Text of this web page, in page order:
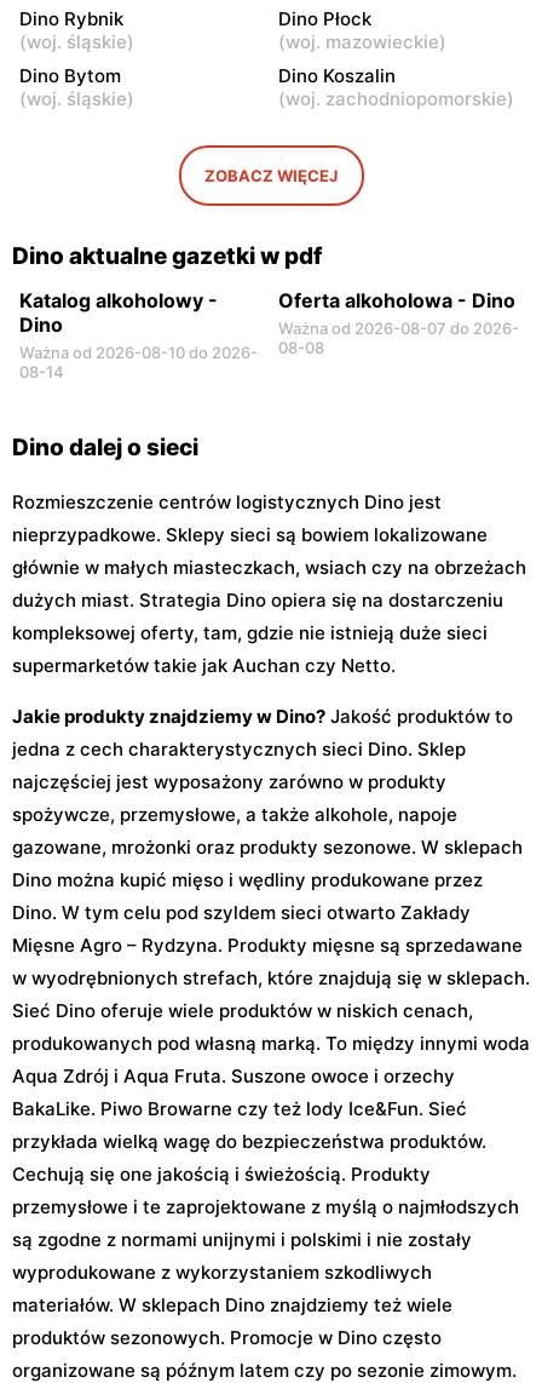
Dino
Królewiec, ul. Królewiec
100a
Dino
Tłuszcz, ul. Stylowa 6
Radziejowice, ul. Do Lasu 1 Emolinek, ul. Emolinek 18A
Mazowiecka 159
Dino Rybnik
(woj. śląskie)
Dino Płock
(woj. mazowieckie)
Dino Bytom
(woj. śląskie)
Dino Koszalin
(woj. zachodniopomorskie)
ZOBACZ WIĘCEJ
Dino aktualne gazetki w pdf
Katalog alkoholowy -
Dino
Ważna od 2026-08-10 do 2026-
08-14
Oferta alkoholowa - Dino
Ważna od 2026-08-07 do 2026-
08-08
Dino dalej o sieci
Rozmieszczenie centrów logistycznych Dino jest
nieprzypadkowe. Sklepy sieci są bowiem lokalizowane
głównie w małych miasteczkach, wsiach czy na obrzeżach
dużych miast. Strategia Dino opiera się na dostarczeniu
kompleksowej oferty, tam, gdzie nie istnieją duże sieci
supermarketów takie jak Auchan czy Netto.
Jakie produkty znajdziemy w Dino? Jakość produktów to
jedna z cech charakterystycznych sieci Dino. Sklep
najczęściej jest wyposażony zarówno w produkty
spożywcze, przemysłowe, a także alkohole, napoje
gazowane, mrożonki oraz produkty sezonowe. W sklepach
Dino można kupić mięso i wędliny produkowane przez
Dino. W tym celu pod szyldem sieci otwarto Zakłady
Mięsne Agro – Rydzyna. Produkty mięsne są sprzedawane
w wyodrębnionych strefach, które znajdują się w sklepach.
Sieć Dino oferuje wiele produktów w niskich cenach,
produkowanych pod własną marką. To między innymi woda
Aqua Zdrój i Aqua Fruta. Suszone owoce i orzechy
BakaLike. Piwo Browarne czy też lody Ice&Fun. Sieć
przykłada wielką wagę do bezpieczeństwa produktów.
Cechują się one jakością i świeżością. Produkty
przemysłowe i te zaprojektowane z myślą o najmłodszych
są zgodne z normami unijnymi i polskimi i nie zostały
wyprodukowane z wykorzystaniem szkodliwych
materiałów. W sklepach Dino znajdziemy też wiele
produktów sezonowych. Promocje w Dino często
organizowane są późnym latem czy po sezonie zimowym.